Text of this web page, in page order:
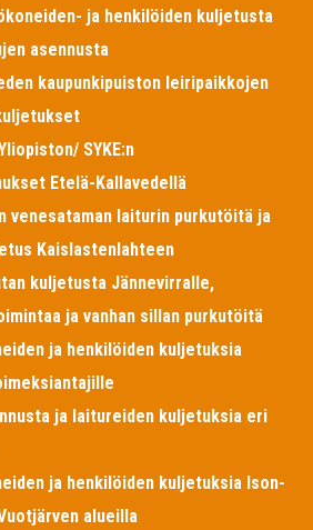
ja henkilöiden kuljetusta
asennusta
kaupunkipuiston leiripaikkojen
SYKE:n
Etelä-Kallavedellä
venesataman laiturin purkutöitä ja
Kaislastenlahteen
kuljetusta Jännevirralle,
ja vanhan sillan purkutöitä
ja henkilöiden kuljetuksia
ja laitureiden kuljetuksia eri
ja henkilöiden kuljetuksia Ison-
alueilla